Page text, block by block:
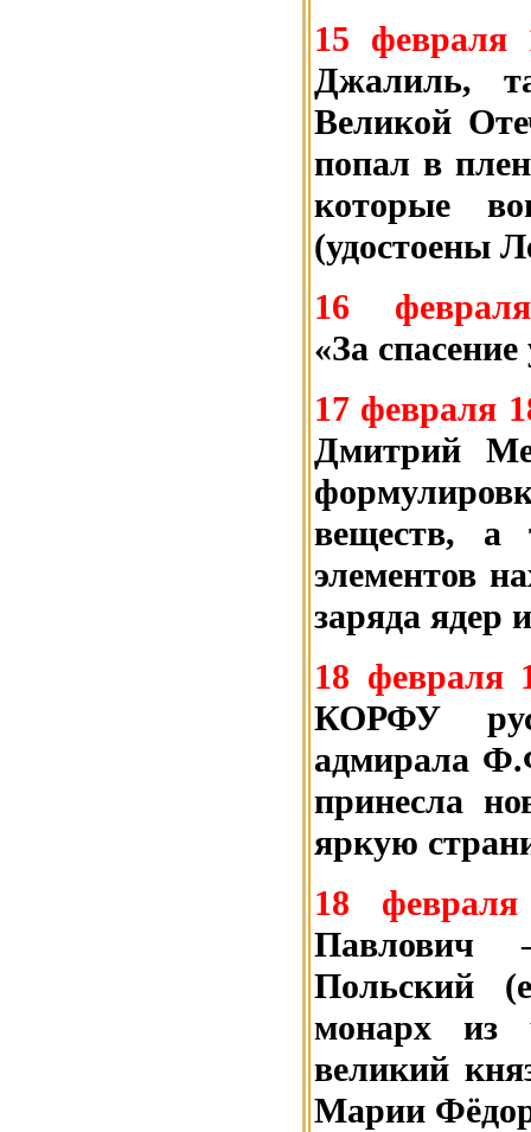
15
Джалиль,
Великой
попал в
которые
(удостоены
16
«За
17 февраля
Дмитрий
веществ, а
элементов
заряда ядер
18 февраля
КОРФУ
адмирала
принесла
яркую
18
Павлович
Польский
монарх из
великий
Марии